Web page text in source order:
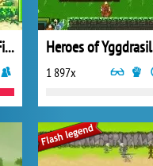
Dragon Ball Goku Fighting Heroes of Yggdrasil
1 897x